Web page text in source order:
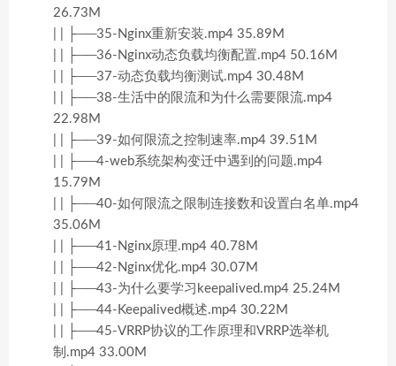
26.73M
| | ├──35-Nginx重新安装.mp4 35.89M
| | ├──36-Nginx动态负载均衡配置.mp4 50.16M
| | ├──37-动态负载均衡测试.mp4 30.48M
| | ├──38-生活中的限流和为什么需要限流.mp4
22.98M
| | ├──39-如何限流之控制速率.mp4 39.51M
| | ├──4-web系统架构变迁中遇到的问题.mp4
15.79M
| | ├──40-如何限流之限制连接数和设置白名单.mp4
35.06M
| | ├──41-Nginx原理.mp4 40.78M
| | ├──42-Nginx优化.mp4 30.07M
| | ├──43-为什么要学习keepalived.mp4 25.24M
| | ├──44-Keepalived概述.mp4 30.22M
| | ├──45-VRRP协议的工作原理和VRRP选举机
制.mp4 33.00M